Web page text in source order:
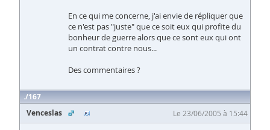
En ce qui me concerne, j'ai envie de répliquer que
ce n'est pas "juste" que ce soit eux qui profite du
bonheur de guerre alors que ce sont eux qui ont
un contrat contre nous...
Des commentaires ?
167
Venceslas
Le 23/06/2005 à 15:44